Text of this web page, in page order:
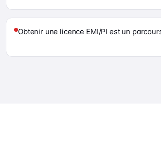
Obtenir une licence EMI/PI est un